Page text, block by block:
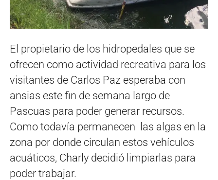
El propietario de los hidropedales que se
ofrecen como actividad recreativa para los
visitantes de Carlos Paz esperaba con
ansias este fin de semana largo de
Pascuas para poder generar recursos.
Como todavía permanecen las algas en la
zona por donde circulan estos vehículos
acuáticos, Charly decidió limpiarlas para
poder trabajar.